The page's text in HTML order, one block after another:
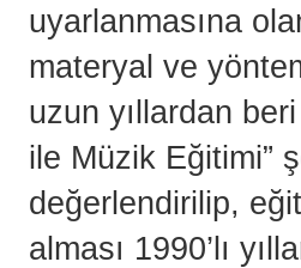
uyarlanmasına
materyal ve
uzun yıllardan
ile Müzik Eğitimi”
değerlendirilip,
alması 1990’lı